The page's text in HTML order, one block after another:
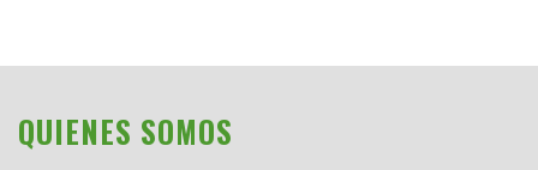
QUIENES SOMOS